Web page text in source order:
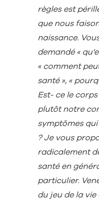
règles est
que nous
naissance.
demandé «
« comment
santé », «
Est- ce le
plutôt notre
symptômes
? Je vous
radicalement
santé en
particulier.
du jeu de la